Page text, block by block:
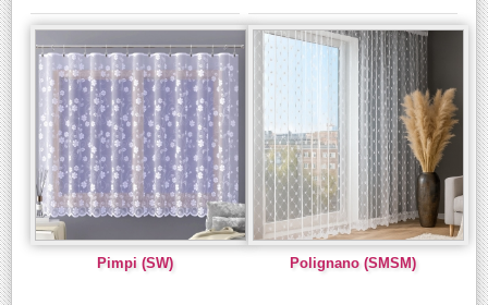
Pimpi (SW) Polignano (SMSM)